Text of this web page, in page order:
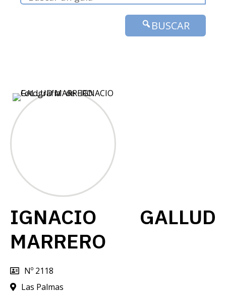
BUSCAR
IGNACIO GALLUD
MARRERO
Nº 2118
Las Palmas